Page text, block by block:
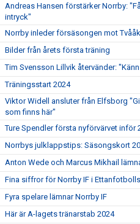
Andreas Hansen förstärker Norrby:
intryck"
Norrby inleder försäsongen mot
Bilder från årets första träning
Tim Svensson Lillvik återvänder:
Träningsstart 2024
Viktor Widell ansluter från Elfsborg
som finns här"
Ture Spendler första nyförvärvet inför
Norrbys julklappstips: Säsongskort
Anton Wede och Marcus Mikhail
Fina siffror för Norrby IF i
Fyra spelare lämnar Norrby IF
Här är A-lagets tränarstab 2024